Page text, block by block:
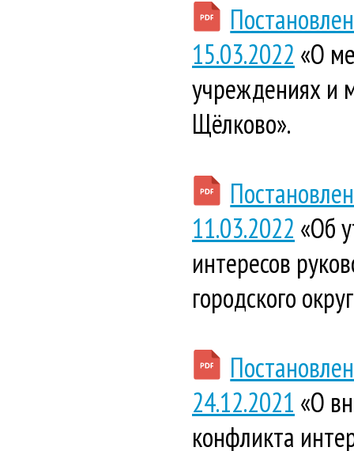
15.03.2022 «О
учреждениях и
Щёлково».
11.03.2022 «Об
интересов
городского
24.12.2021 «О
конфликта